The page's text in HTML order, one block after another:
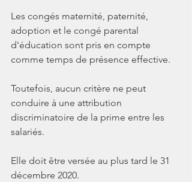
Les congés maternité, paternité,
adoption et le congé parental
d'éducation sont pris en compte
comme temps de présence effective.
Toutefois, aucun critère ne peut
conduire à une attribution
discriminatoire de la prime entre les
salariés.
Elle doit être versée au plus tard le 31
décembre 2020.